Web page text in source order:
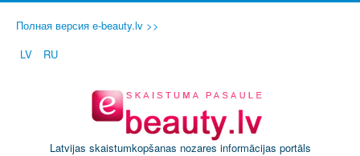
Полная версия e-beauty.lv >>
LV
RU
Latvijas skaistumkopšanas nozares informācijas portāls